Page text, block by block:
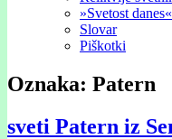
»Svetost danes«
Slovar
Piškotki
Oznaka: Patern
sveti Patern iz